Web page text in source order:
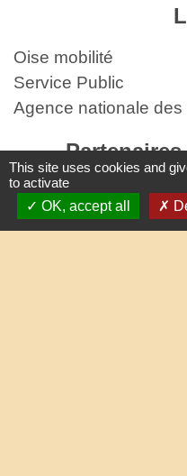
Oise mobilité
Service Public
Agence nationale des
Communauté
This site uses cookies and
to activate
OK, accept all